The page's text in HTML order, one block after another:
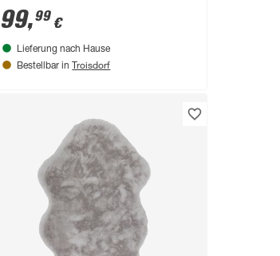
99,99 €
Lieferung nach Hause
Bestellbar in Troisdorf